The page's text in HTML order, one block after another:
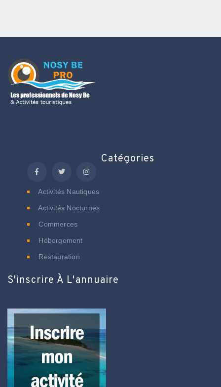
Catégories
Activités Nautiques
Activités Nocturnes
Commerces
Hébergement
Restauration
S'inscrire À L'annuaire